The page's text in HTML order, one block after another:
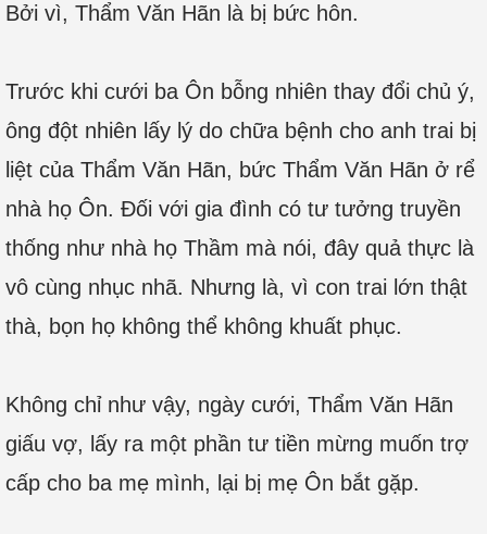
Bởi vì, Thẩm Văn Hãn là bị bức hôn.
Trước khi cưới ba Ôn bỗng nhiên thay đổi chủ ý,
ông đột nhiên lấy lý do chữa bệnh cho anh trai bị
liệt của Thẩm Văn Hãn, bức Thẩm Văn Hãn ở rể
nhà họ Ôn. Đối với gia đình có tư tưởng truyền
thống như nhà họ Thầm mà nói, đây quả thực là
vô cùng nhục nhã. Nhưng là, vì con trai lớn thật
thà, bọn họ không thể không khuất phục.
Không chỉ như vậy, ngày cưới, Thẩm Văn Hãn
giấu vợ, lấy ra một phần tư tiền mừng muốn trợ
cấp cho ba mẹ mình, lại bị mẹ Ôn bắt gặp.